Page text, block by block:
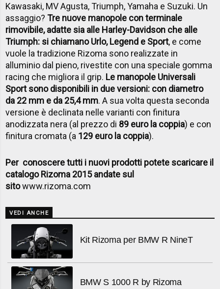
Kawasaki, MV Agusta, Triumph, Yamaha e Suzuki. Un
assaggio?Tre nuove manopole con terminale
rimovibile, adatte sia alle Harley-Davidson che alle
Triumph: si chiamano Urlo, Legend e Sport, e come
vuole la tradizione Rizoma sono realizzate in
alluminio dal pieno, rivestite con una speciale gomma
racing che migliora il grip. Le manopole Universali
Sport sono disponibili in due versioni: con diametro
da 22 mm e da 25,4 mm. A sua volta questa seconda
versione è declinata nelle varianti con finitura
anodizzata nera (al prezzo di 89 euro la coppia) e con
finitura cromata (a 129 euro la coppia).
Per conoscere tutti i nuovi prodotti potete scaricare il
catalogo Rizoma 2015 andate sul
sitowww.rizoma.com
VEDI ANCHE
Kit Rizoma per BMW R NineT
BMW S 1000 R by Rizoma